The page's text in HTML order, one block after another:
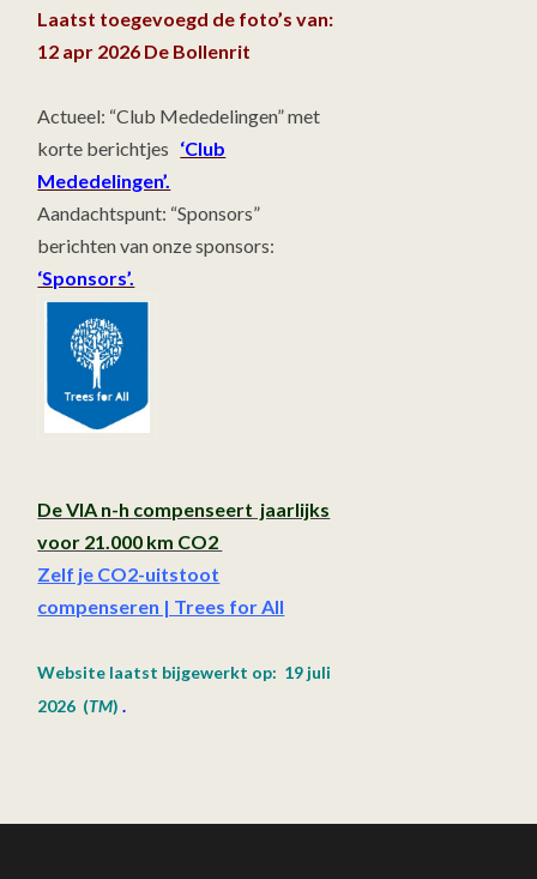
Laatst toegevoegd de foto’s van:
12 apr 2026 De Bollenrit
Actueel: “Club Mededelingen” met
korte berichtjes ‘Club
Mededelingen’.
Aandachtspunt: “Sponsors”
berichten van onze sponsors:
‘Sponsors’.
De VIA n-h compenseert jaarlijks
voor 21.000 km CO2
Zelf je CO2-uitstoot
compenseren | Trees for All
Website laatst bijgewerkt op: 19 juli
2026 (TM) .